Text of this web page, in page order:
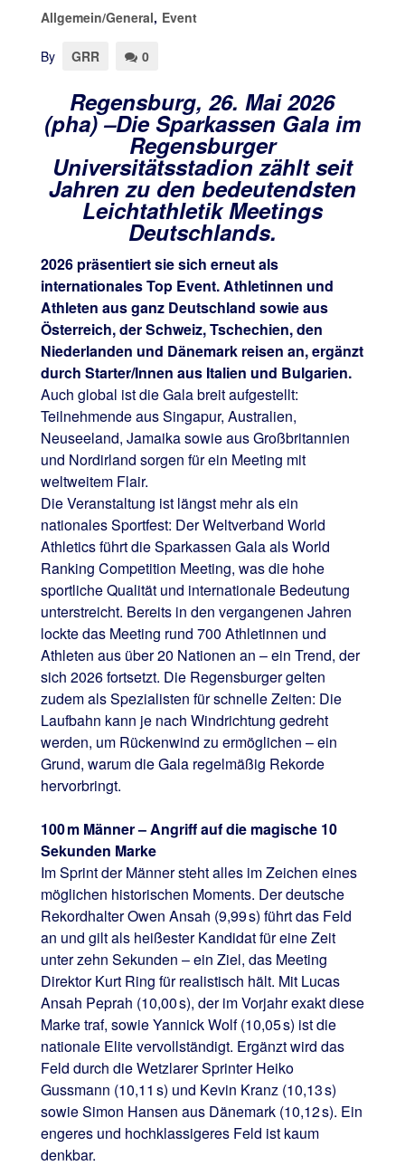
Allgemein/General, Event
By GRR 0
Regensburg, 26. Mai 2026
(pha) –Die Sparkassen Gala im
Regensburger
Universitätsstadion zählt seit
Jahren zu den bedeutendsten
Leichtathletik Meetings
Deutschlands.
2026 präsentiert sie sich erneut als
internationales Top Event. Athletinnen und
Athleten aus ganz Deutschland sowie aus
Österreich, der Schweiz, Tschechien, den
Niederlanden und Dänemark reisen an, ergänzt
durch Starter/Innen aus Italien und Bulgarien.
Auch global ist die Gala breit aufgestellt:
Teilnehmende aus Singapur, Australien,
Neuseeland, Jamaika sowie aus Großbritannien
und Nordirland sorgen für ein Meeting mit
weltweitem Flair.
Die Veranstaltung ist längst mehr als ein
nationales Sportfest: Der Weltverband World
Athletics führt die Sparkassen Gala als World
Ranking Competition Meeting, was die hohe
sportliche Qualität und internationale Bedeutung
unterstreicht. Bereits in den vergangenen Jahren
lockte das Meeting rund 700 Athletinnen und
Athleten aus über 20 Nationen an – ein Trend, der
sich 2026 fortsetzt. Die Regensburger gelten
zudem als Spezialisten für schnelle Zeiten: Die
Laufbahn kann je nach Windrichtung gedreht
werden, um Rückenwind zu ermöglichen – ein
Grund, warum die Gala regelmäßig Rekorde
hervorbringt.
100 m Männer – Angriff auf die magische 10
Sekunden Marke
Im Sprint der Männer steht alles im Zeichen eines
möglichen historischen Moments. Der deutsche
Rekordhalter Owen Ansah (9,99 s) führt das Feld
an und gilt als heißester Kandidat für eine Zeit
unter zehn Sekunden – ein Ziel, das Meeting
Direktor Kurt Ring für realistisch hält. Mit Lucas
Ansah Peprah (10,00 s), der im Vorjahr exakt diese
Marke traf, sowie Yannick Wolf (10,05 s) ist die
nationale Elite vervollständigt. Ergänzt wird das
Feld durch die Wetzlarer Sprinter Heiko
Gussmann (10,11 s) und Kevin Kranz (10,13 s)
sowie Simon Hansen aus Dänemark (10,12 s). Ein
engeres und hochklassigeres Feld ist kaum
denkbar.